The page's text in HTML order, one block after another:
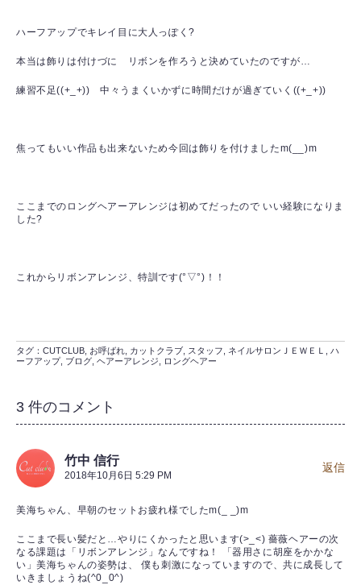
ハーフアップでキレイ目に大人っぽく?
本当は飾りは付けづに リボンを作ろうと決めていたのですが…
練習不足((+_+)) 中々うまくいかずに時間だけが過ぎていく((+_+))
焦ってもいい作品も出来ないため今回は飾りを付けましたm(__)m
ここまでのロングヘアーアレンジは初めてだったので いい経験になりま
した?
これからリボンアレンジ、特訓です(°▽°)！！
タグ： CUTCLUB お呼ばれ カットクラブ スタッフ ネイルサロンＪＥＷＥＬ
ハ
ーフアップ ブログ ヘアーアレンジ ロングヘアー
3 件のコメント
竹中 信行
2018年10月6日 5:29 PM
美海ちゃん、早朝のセットお疲れ様でしたm(_ _)m
ここまで長い髪だと…やりにくかったと思います(>_<) 薔薇ヘアーの次
なる課題は「リボンアレンジ」なんですね！ 「器用さに胡座をかかな
い」美海ちゃんの姿勢は、 僕も刺激になっていますので、共に成長して
いきましょうね(^0_0^)
返信